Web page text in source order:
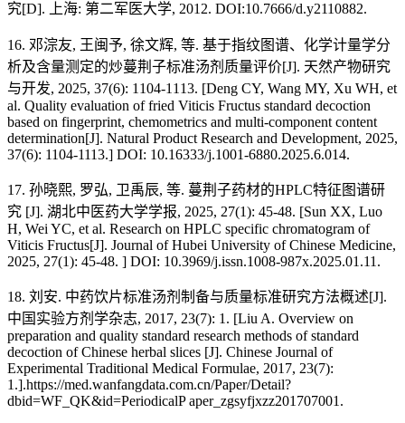
究[D]. 上海: 第二军医大学, 2012. DOI:10.7666/d.y2110882.
16. 邓淙友, 王闽予, 徐文辉, 等. 基于指纹图谱、化学计量学分
析及含量测定的炒蔓荆子标准汤剂质量评价[J]. 天然产物研究
与开发, 2025, 37(6): 1104-1113. [Deng CY, Wang MY, Xu WH, et
al. Quality evaluation of fried Viticis Fructus standard decoction
based on fingerprint, chemometrics and multi-component content
determination[J]. Natural Product Research and Development, 2025,
37(6): 1104-1113.] DOI: 10.16333/j.1001-6880.2025.6.014.
17. 孙晓熙, 罗弘, 卫禹辰, 等. 蔓荆子药材的HPLC特征图谱研
究 [J]. 湖北中医药大学学报, 2025, 27(1): 45-48. [Sun XX, Luo
H, Wei YC, et al. Research on HPLC specific chromatogram of
Viticis Fructus[J]. Journal of Hubei University of Chinese Medicine,
2025, 27(1): 45-48. ] DOI: 10.3969/j.issn.1008-987x.2025.01.11.
18. 刘安. 中药饮片标准汤剂制备与质量标准研究方法概述[J].
中国实验方剂学杂志, 2017, 23(7): 1. [Liu A. Overview on
preparation and quality standard research methods of standard
decoction of Chinese herbal slices [J]. Chinese Journal of
Experimental Traditional Medical Formulae, 2017, 23(7):
1.].https://med.wanfangdata.com.cn/Paper/Detail?
dbid=WF_QK&id=PeriodicalP aper_zgsyfjxzz201707001.